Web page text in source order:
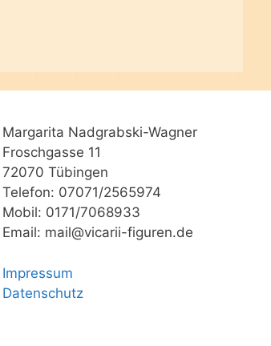
Margarita Nadgrabski-Wagner
Froschgasse 11
72070 Tübingen
Telefon: 07071/2565974
Mobil: 0171/7068933
Email: mail@vicarii-figuren.de
Impressum
Datenschutz